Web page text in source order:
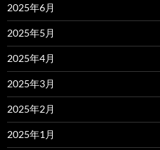
2025年6月
2025年5月
2025年4月
2025年3月
2025年2月
2025年1月